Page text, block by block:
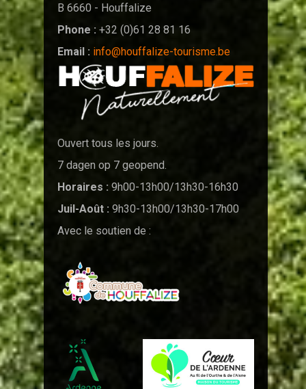
B 6660 - Houffalize
Phone : +32 (0)61 28 81 16
Email : info@houffalize-tourisme.be
Ouvert tous les jours.
7 dagen op 7 geopend.
Horaires : 9h00-13h00/13h30-16h30
Juil-Août : 9h30-13h00/13h30-17h00
Avec le soutien de :